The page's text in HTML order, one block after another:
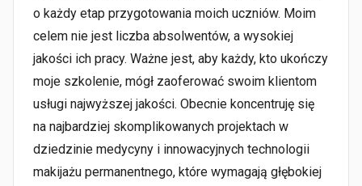
o każdy etap przygotowania moich uczniów. Moim
celem nie jest liczba absolwentów, a wysokiej
jakości ich pracy. Ważne jest, aby każdy, kto ukończy
moje szkolenie, mógł zaoferować swoim klientom
usługi najwyższej jakości. Obecnie koncentruję się
na najbardziej skomplikowanych projektach w
dziedzinie medycyny i innowacyjnych technologii
makijażu permanentnego, które wymagają głębokiej